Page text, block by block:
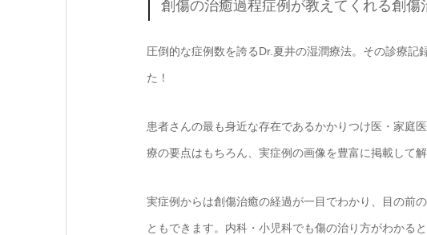
創傷の治癒過程症例が教えてくれる創傷
圧倒的な症例数を誇るDr.夏井の湿潤療法。その診療記
た！
患者さんの最も身近な存在であるかかりつけ医・家庭
療の要点はもちろん、実症例の画像を豊富に掲載して解
実症例からは創傷治癒の経過が一目でわかり、目の前
ともできます。内科・小児科でも傷の治り方がわかる